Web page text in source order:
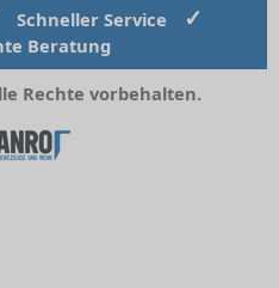
Schneller Service ✓
Beratung
Rechte vorbehalten.